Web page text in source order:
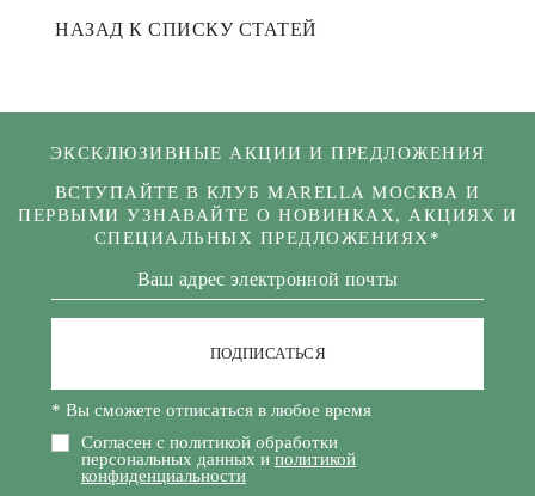
НАЗАД К СПИСКУ СТАТЕЙ
ЭКСКЛЮЗИВНЫЕ АКЦИИ И ПРЕДЛОЖЕНИЯ
ВСТУПАЙТЕ В КЛУБ MARELLA МОСКВА И
ПЕРВЫМИ УЗНАВАЙТЕ О НОВИНКАХ, АКЦИЯХ И
СПЕЦИАЛЬНЫХ ПРЕДЛОЖЕНИЯХ*
ПОДПИСАТЬСЯ
Согласен с политикой обработки
персональных данных и политикой
конфиденциальности
* Вы сможете отписаться в любое время